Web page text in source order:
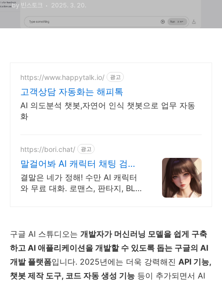
by 빈스토크 2025. 3. 20.
https://www.happytalk.io/ 광고
고객상담 자동화는 해피톡
AI 의도분석 챗봇,자연어 인식 챗봇으로 업무 자동
화
https://bori.chat/ 광고
말걸어봐 AI 캐릭터 채팅 검열
없는 자유대화
결말은 네가 정해! 수만 AI 캐릭터
와 무료 대화. 로맨스, 판타지, BL
구글 AI 스튜디오는 개발자가 머신러닝 모델을 쉽게 구축
하고 AI 애플리케이션을 개발할 수 있도록 돕는 구글의 AI
개발 플랫폼입니다. 2025년에는 더욱 강력해진 API 기능,
챗봇 제작 도구, 코드 자동 생성 기능 등이 추가되면서 AI